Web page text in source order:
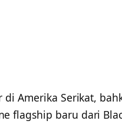
di Amerika Serikat,
flagship baru dari